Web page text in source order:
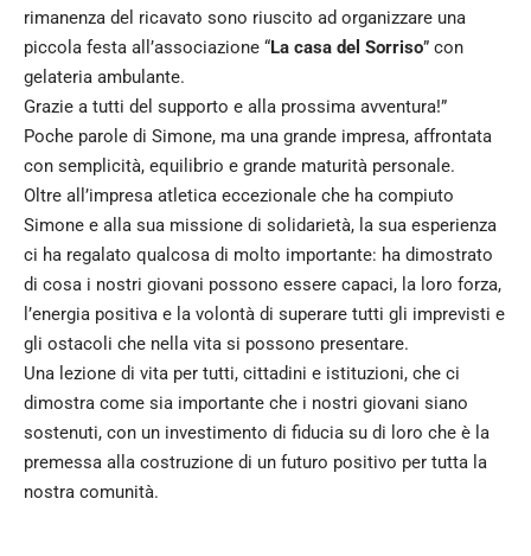
rimanenza del ricavato sono riuscito ad organizzare una
piccola festa all’associazione “La casa del Sorriso” con
gelateria ambulante.
Grazie a tutti del supporto e alla prossima avventura!”
Poche parole di Simone, ma una grande impresa, affrontata
con semplicità, equilibrio e grande maturità personale.
Oltre all’impresa atletica eccezionale che ha compiuto
Simone e alla sua missione di solidarietà, la sua esperienza
ci ha regalato qualcosa di molto importante: ha dimostrato
di cosa i nostri giovani possono essere capaci, la loro forza,
l’energia positiva e la volontà di superare tutti gli imprevisti e
gli ostacoli che nella vita si possono presentare.
Una lezione di vita per tutti, cittadini e istituzioni, che ci
dimostra come sia importante che i nostri giovani siano
sostenuti, con un investimento di fiducia su di loro che è la
premessa alla costruzione di un futuro positivo per tutta la
nostra comunità.